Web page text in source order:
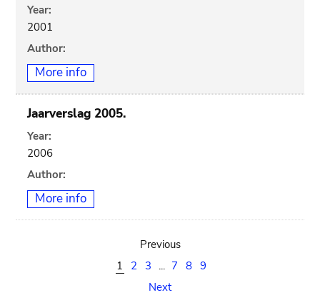
Year:
2001
Author:
More info
Jaarverslag 2005.
Year:
2006
Author:
More info
Previous
1
2 3 ... 7 8 9
Next